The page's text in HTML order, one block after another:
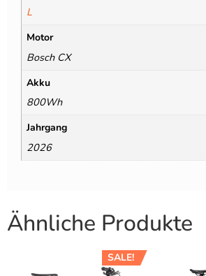
L
Motor
Bosch CX
Akku
800Wh
Jahrgang
2026
Ähnliche Produkte
SALE!